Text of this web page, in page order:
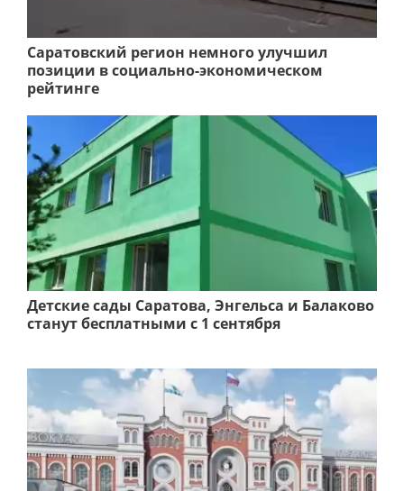
Саратовский регион немного улучшил
позиции в социально-экономическом
рейтинге
Детские сады Саратова, Энгельса и Балаково
станут бесплатными с 1 сентября